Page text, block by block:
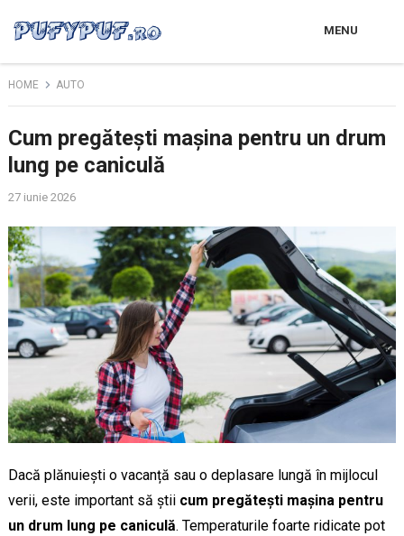
MENU
HOME AUTO
Cum pregătești mașina pentru un drum
lung pe caniculă
27 iunie 2026
Dacă plănuiești o vacanță sau o deplasare lungă în mijlocul
verii, este important să știi cum pregătești mașina pentru
un drum lung pe caniculă. Temperaturile foarte ridicate pot